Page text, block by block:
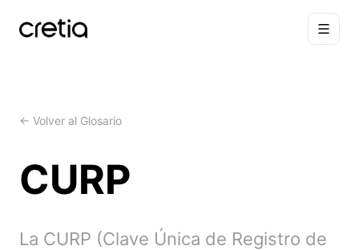
← Volver al Glosario
CURP
La CURP (Clave Única de Registro de